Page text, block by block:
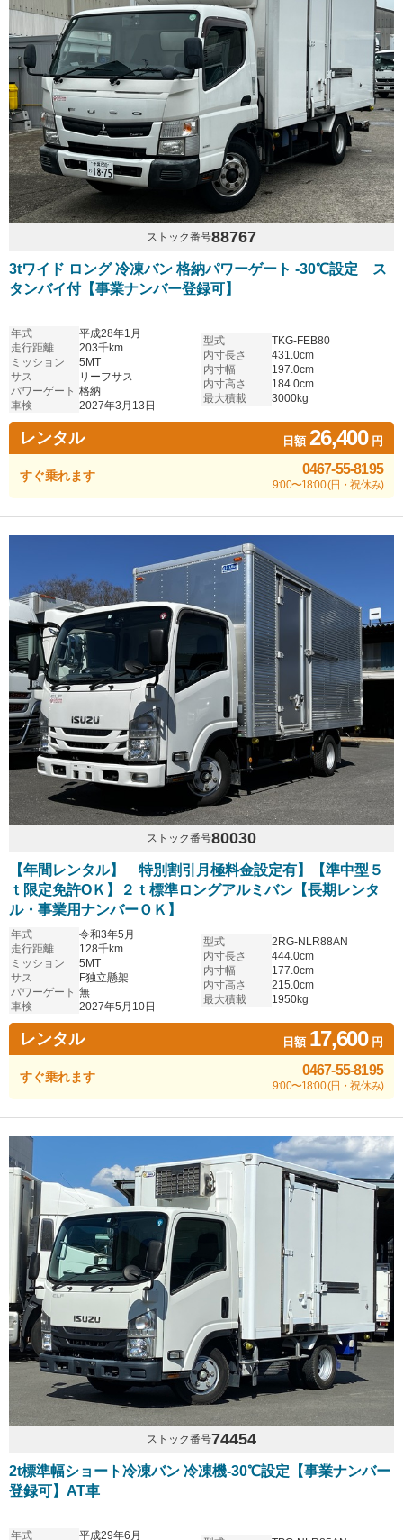
ストック番号88767
3tワイド ロング 冷凍バン 格納パワーゲート -30℃設定 ス
タンバイ付【事業ナンバー登録可】
年式
平成28年1月
走行距離
203千km
ミッション
5MT
サス
リーフサス
パワーゲート 格納
車検
2027年3月13日
型式
TKG-FEB80
内寸長さ
431.0cm
内寸幅
197.0cm
内寸高さ
184.0cm
最大積載
3000kg
レンタル 日額26,400円
すぐ乗れます 0467-55-8195
9:00〜18:00 (日・祝休み)
ストック番号80030
【年間レンタル】 特別割引月極料金設定有】【準中型５
ｔ限定免許OＫ】２ｔ標準ロングアルミバン【長期レンタ
ル・事業用ナンバーＯＫ】
年式
令和3年5月
走行距離
128千km
ミッション
5MT
サス
F独立懸架
パワーゲート 無
車検
2027年5月10日
型式
2RG-NLR88AN
内寸長さ
444.0cm
内寸幅
177.0cm
内寸高さ
215.0cm
最大積載
1950kg
レンタル 日額 17,600円
すぐ乗れます 0467-55-8195
9:00〜18:00 (日・祝休み)
ストック番号74454
2t標準幅ショート冷凍バン 冷凍機-30℃設定【事業ナンバー
登録可】AT車
年式 平成29年6月